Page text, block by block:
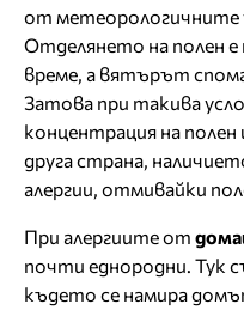
от метеорологичните
Отделянето на полен
време, а вятърът
Затова при такива
концентрация на
друга страна,
алергии, отмивайки
При алергиите от
почти еднородни. Тук
където се намира